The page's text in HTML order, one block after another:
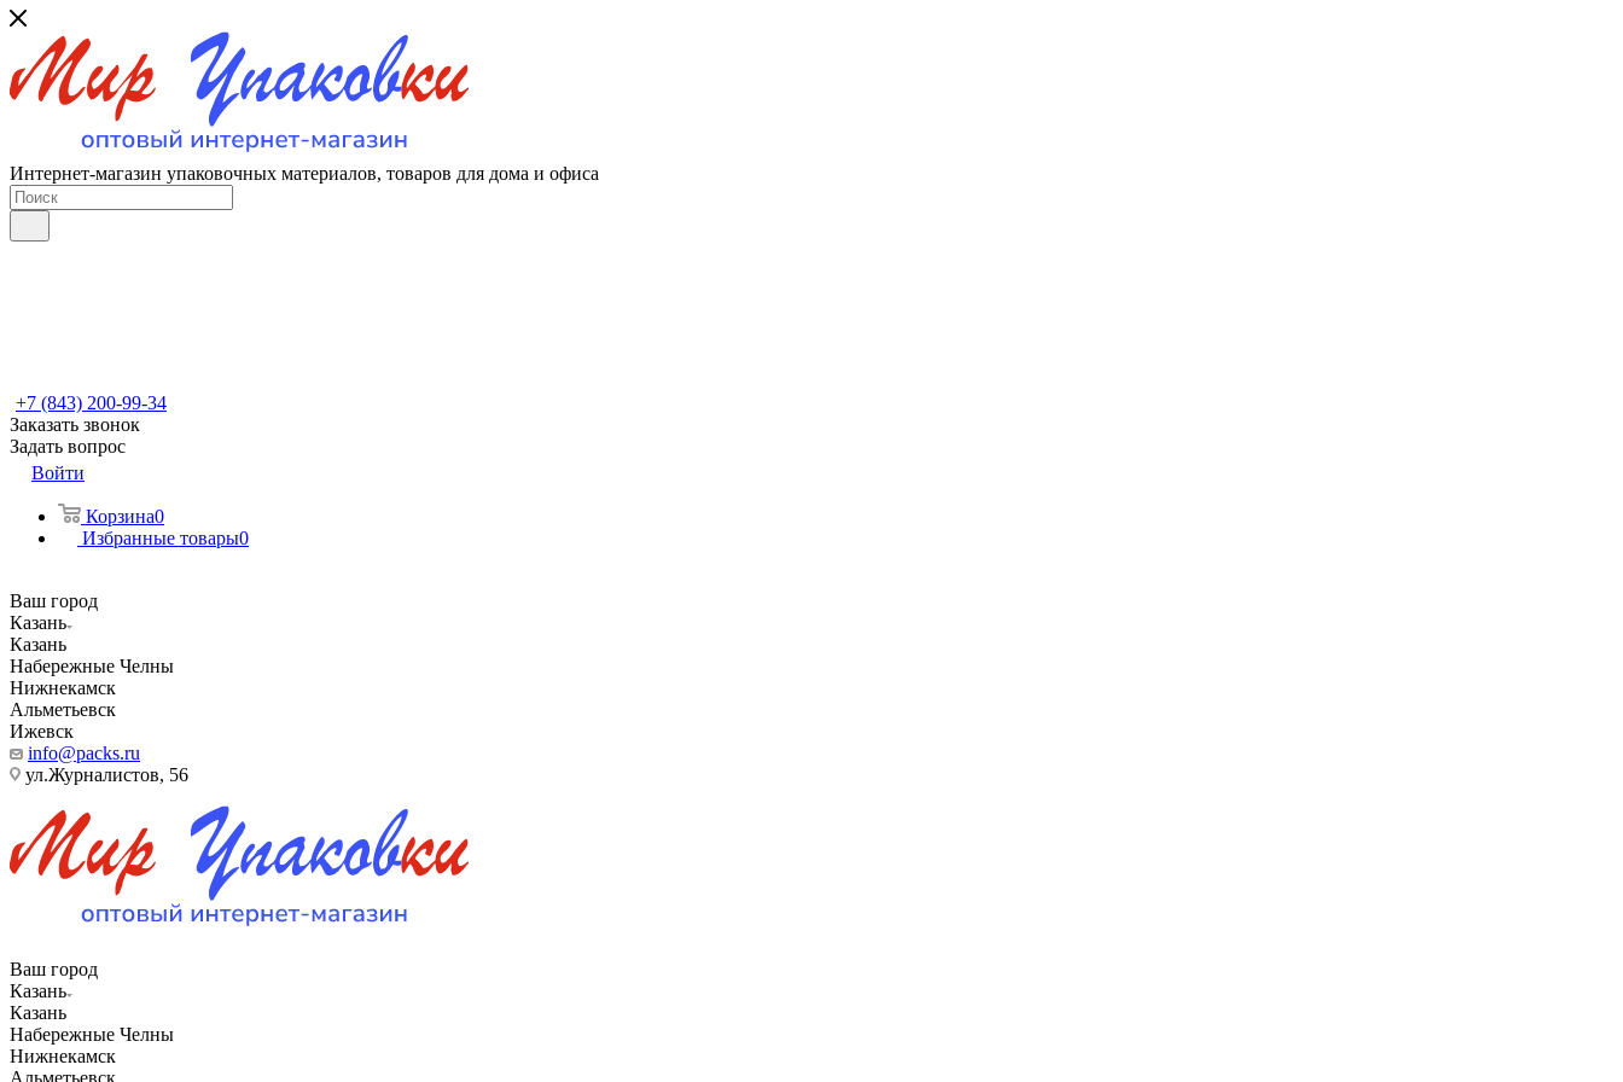
Интернет-магазин упаковочных материалов, товаров для дома и офиса
+7 (843) 200-99-34
Заказать звонок
Задать вопрос
Войти
Корзина0
Избранные товары0
Ваш город
Казань
Казань
Набережные Челны
Нижнекамск
Альметьевск
Ижевск
info@packs.ru
ул.Журналистов, 56
Ваш город
Казань
Казань
Набережные Челны
Нижнекамск
Альметьевск